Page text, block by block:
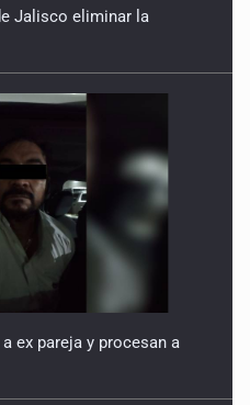
Jalisco eliminar la
ex pareja y procesan a